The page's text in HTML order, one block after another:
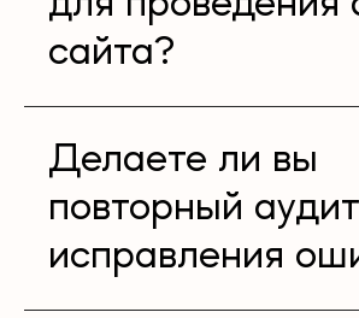
сайта?
Делаете ли вы
повторный
исправления